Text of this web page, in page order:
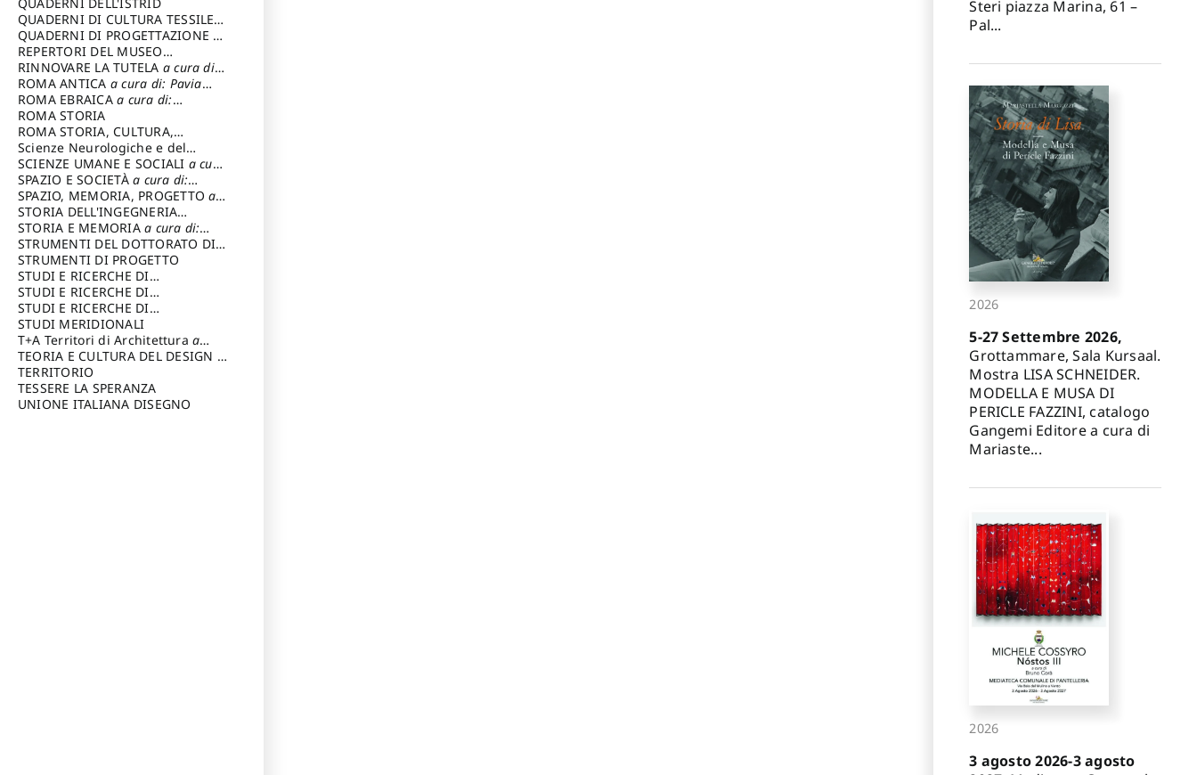
conservazione del patrimonio
archivistico e librario
QUADERNI DI CULTURA TESSILEa
cura di: Crispolti Livia
QUADERNI DI PROGETTAZIONE a
cura di: Giura Longo Tommaso
REPERTORI DEL MUSEO
CENTRALE DEL RISORGIMENTOa
cura di: Pizzo Marco
RINNOVARE LA TUTELA a cura di:
Cicalò Enrico
ROMA ANTICA a cura di: Pavia
Carlo
ROMA EBRAICAa cura di:
Procaccia Claudio
ROMA STORIA
ROMA STORIA, CULTURA,
IMMAGINEa cura di: Fagiolo
Marcello
Scienze Neurologiche e del
Comportamento
SCIENZE UMANE E SOCIALI a cura
di: Iannizzi Salvatore
SPAZIO E SOCIETÀa cura di:
Cassetti Roberto
SPAZIO, MEMORIA, PROGETTOa
cura di: Rossi Massimo
STORIA DELL'INGEGNERIA
STRUTTURALE IN ITALIAa cura di:
Poretti Sergio
STORIA E MEMORIAa cura di:
Rossi Lauro
STRUMENTI DEL DOTTORATO DI
RICERCA IN RILIEVO E
RAPPRESENTAZIONE
DELL’ARCHITETTURA E
DELL’AMBIENTEa cura di: Migliari
Riccardo
STRUMENTI DI PROGETTO
STUDI E RICERCHE DI
ARCHEOLOGIA IN SICILIA
di: Pelagatti Paola
STUDI E RICERCHE DI
ARCHITETTURA del Dipartimento
di Architettura Università degli
Studi G. d' Annunzio
STUDI E RICERCHE DI
ARCHITETTURA del Dipartimento
di Architettura Università degli
Studi G. d' Annunzio, Chieti-
Pescaraa cura di: Fusero Paolo
STUDI MERIDIONALI
T+A Territori di Architetturaa
cura di: Ramazzotti Luigi
TEORIA E CULTURA DEL DESIGN a
cura di: Furlanis Giuseppe
TERRITORIO
TESSERE LA SPERANZA
UNIONE ITALIANA DISEGNO
Steri piazza Marina, 61 –
Pal...
2026
5-27 Settembre 2026,
Grottammare, Sala Kursaal.
Mostra LISA SCHNEIDER.
MODELLA E MUSA DI
PERICLE FAZZINI, catalogo
Gangemi Editore a cura di
Mariaste...
2026
3 agosto 2026-3 agosto